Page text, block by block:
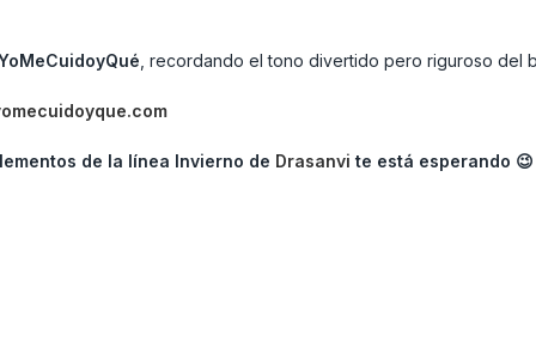
, recordando el tono divertido pero riguroso del
de la línea Invierno de Drasanvi te está esperando